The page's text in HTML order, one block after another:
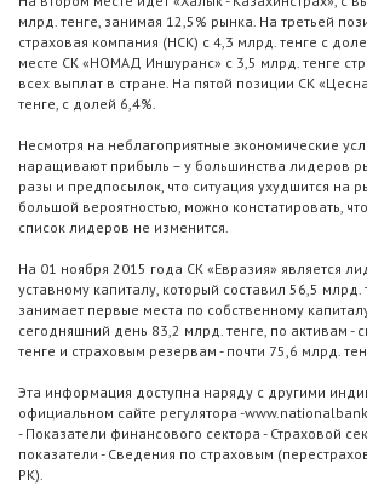
млрд. тенге, занимая 12,5% рынка. На третьей
страховая компания (НСК) с 4,3 млрд. тенге с
месте СК «НОМАД Иншуранс» с 3,5 млрд. тенге
всех выплат в стране. На пятой позиции СК
тенге, с долей 6,4%.
Несмотря на неблагоприятные экономические
наращивают прибыль – у большинства лидеров
разы и предпосылок, что ситуация ухудшится на
большой вероятностью, можно констатировать,
список лидеров не изменится.
На 01 ноября 2015 года СК «Евразия» является
уставному капиталу, который составил 56,5 млрд.
занимает первые места по собственному
сегодняшний день 83,2 млрд. тенге, по активам -
тенге и страховым резервам - почти 75,6 млрд.
Эта информация доступна наряду с другими
официальном сайте регулятора -
- Показатели финансового сектора - Страховой
показатели - Сведения по страховым
РК).